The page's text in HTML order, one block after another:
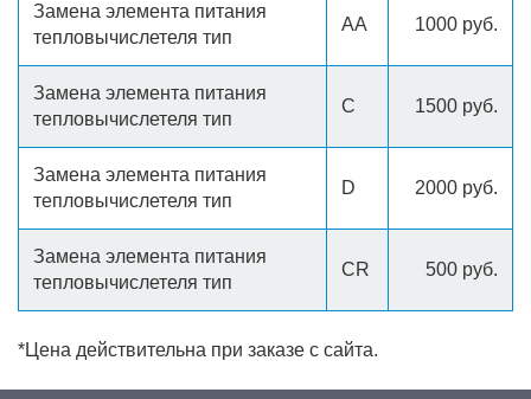
Замена элемента питания
тепловычислетеля тип
АА 1000 руб.
Замена элемента питания
тепловычислетеля тип
C 1500 руб.
Замена элемента питания
тепловычислетеля тип
D 2000 руб.
Замена элемента питания
тепловычислетеля тип
CR 500 руб.
*Цена действительна при заказе с сайта.